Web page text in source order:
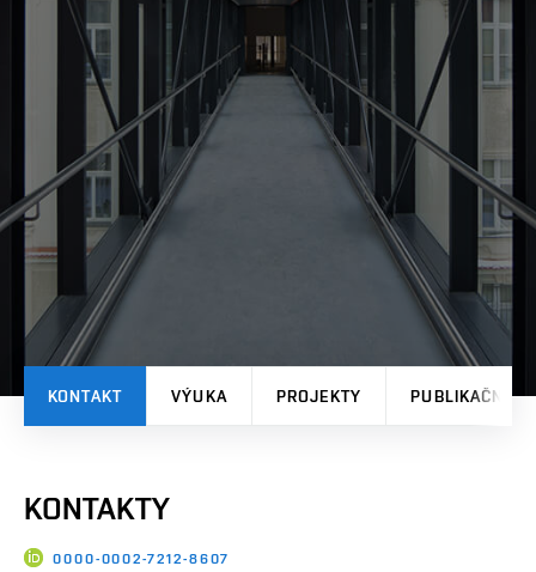
KONTAKT VÝUKA PROJEKTY PUBLIKAČNÍ
KONTAKTY
0000-0002-7212-8607